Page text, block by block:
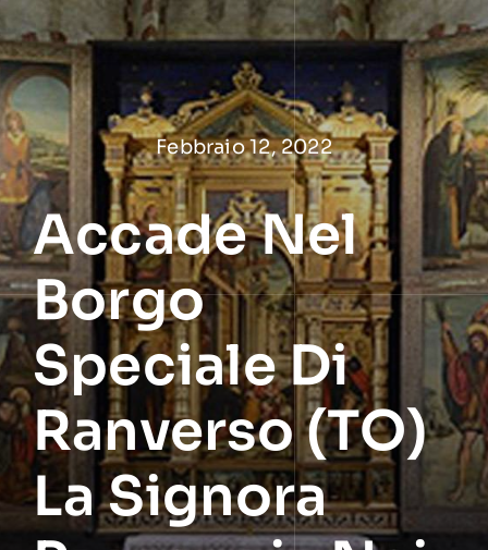
Salta
al
contenuto
Febbraio 12, 2022
Accade Nel
Borgo
Speciale Di
Ranverso (TO)
La Signora